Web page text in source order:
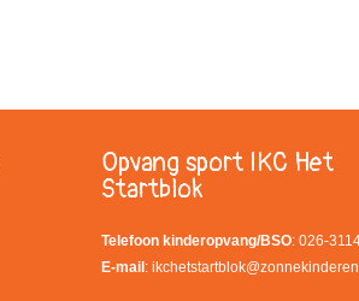
Opvang sport IKC Het
Startblok
Telefoon kinderopvang/BSO: 026-
E-mail :